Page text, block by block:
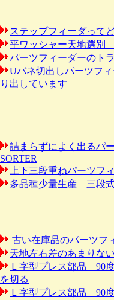
ステップフィーダって
平ワッシャー天地選別
パーツフィーダーのト
Uバネ切出しパーツフ
り出しています
詰まらずによく出るパ
SORTER
上下三段重ねパーツ
多品種少量生産 三段
古い在庫品のパーツフ
天地左右差のあまりな
Ｌ字型プレス部品 90
を切る
Ｌ字型プレス部品 90